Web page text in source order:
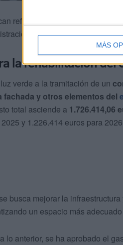
MÁS
reforzar la atención a la
local.
la rehabilitación del
verde a la tramitación de un
fachada y otros elementos del
total asciende a 1.726.414,06
y 1.226.414 euros para
busca mejorar la
un espacio más
lo anterior, se ha aprobado el